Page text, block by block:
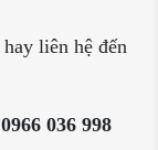
liên hệ đến
0966 036 998